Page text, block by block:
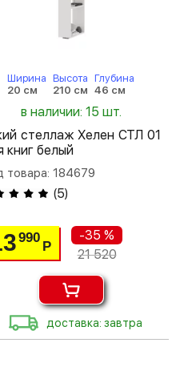
Ширина
20 см
Высота
210 см
Глубина
46 см
в наличии: 15 шт.
стеллаж Хелен СТЛ 01
книг белый
товара: 184679
(5)
990
Р
-35 %
21 520
доставка: завтра